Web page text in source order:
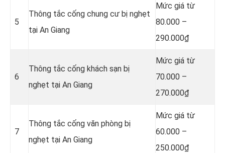
5
Thông tắc cống chung cư bị nghẹt
tại An Giang
Mức giá từ
80.000 –
290.000₫
6
Thông tắc cống khách sạn bị
nghẹt tại An Giang
Mức giá từ
70.000 –
270.000₫
7
Thông tắc cống văn phòng bị
nghẹt tại An Giang
Mức giá từ
60.000 –
250.000₫